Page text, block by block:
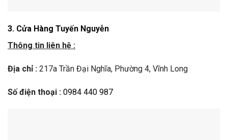
3. Cửa Hàng Tuyến Nguyễn
Thông tin liên hệ :
Địa chỉ : 217a Trần Đại Nghĩa, Phường 4, Vĩnh Long
Số điện thoại : 0984 440 987